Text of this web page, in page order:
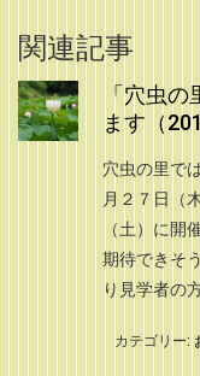
関連記事
「穴虫
ます（
穴虫の里で
月２７日（
（土）に開
期待できそ
り見学者の
カテゴリー: